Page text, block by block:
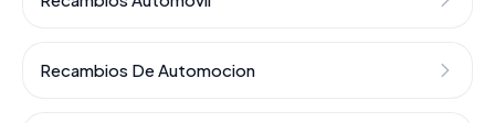
Recambios De Automocion